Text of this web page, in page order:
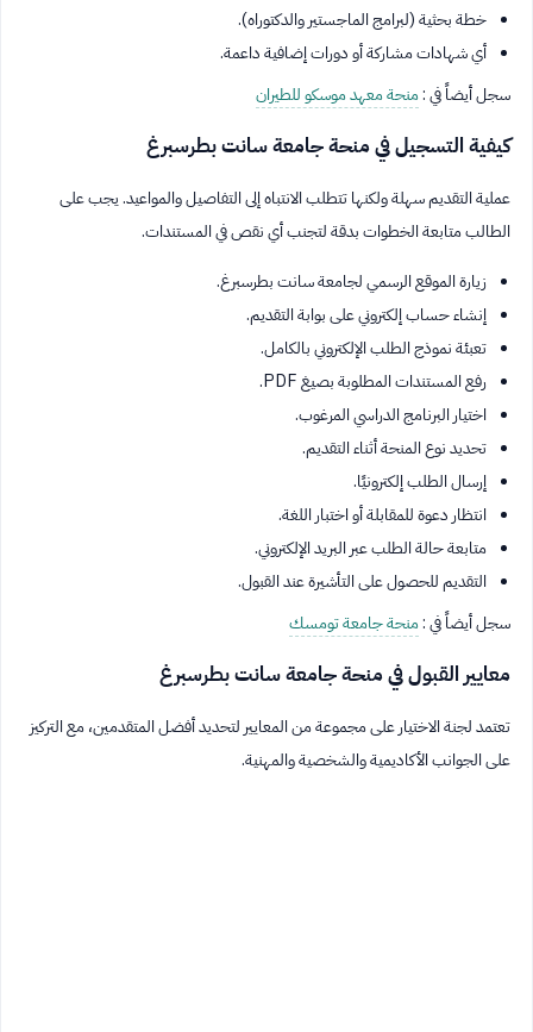
خطة بحثية (لبرامج الماجستير والدكتوراه).
أي شهادات مشاركة أو دورات إضافية داعمة.
سجل أيضاً في :منحة معهد موسكو للطيران
كيفية التسجيل في منحة جامعة سانت بطرسبرغ
عملية التقديم سهلة ولكنها تتطلب الانتباه إلى التفاصيل والمواعيد. يجب على
الطالب متابعة الخطوات بدقة لتجنب أي نقص في المستندات.
زيارة الموقع الرسمي لجامعة سانت بطرسبرغ.
إنشاء حساب إلكتروني على بوابة التقديم.
تعبئة نموذج الطلب الإلكتروني بالكامل.
رفع المستندات المطلوبة بصيغ PDF.
اختيار البرنامج الدراسي المرغوب.
تحديد نوع المنحة أثناء التقديم.
إرسال الطلب إلكترونيًا.
انتظار دعوة للمقابلة أو اختبار اللغة.
متابعة حالة الطلب عبر البريد الإلكتروني.
التقديم للحصول على التأشيرة عند القبول.
سجل أيضاً في :منحة جامعة تومسك
معايير القبول في منحة جامعة سانت بطرسبرغ
تعتمد لجنة الاختيار على مجموعة من المعايير لتحديد أفضل المتقدمين، مع التركيز
على الجوانب الأكاديمية والشخصية والمهنية.